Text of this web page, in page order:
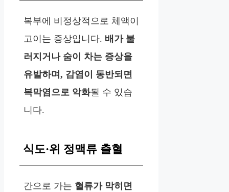
복부에 비정상적으로 체액이
고이는 증상입니다. 배가 불
러지거나 숨이 차는 증상을
유발하며, 감염이 동반되면
복막염으로 악화될 수 있습
니다.
식도·위 정맥류 출혈
간으로 가는 혈류가 막히면